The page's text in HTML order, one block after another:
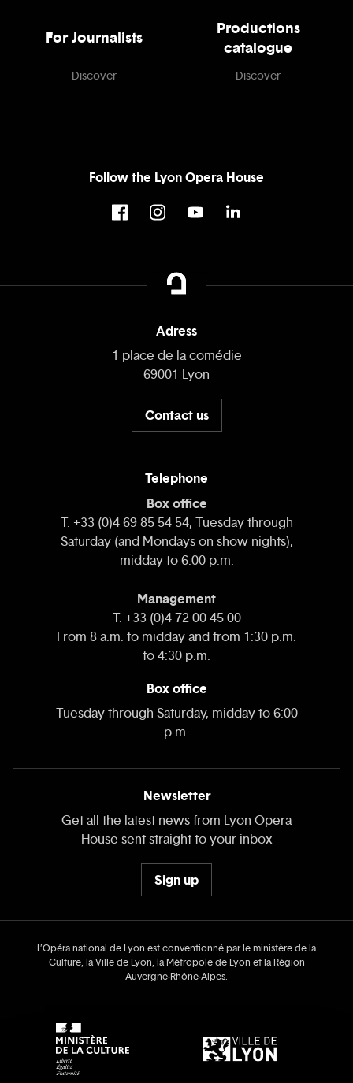
For Journalists
Discover
Productions
catalogue
Discover
Follow the Lyon Opera House
Adress
1 place de la comédie
69001 Lyon
Contact us
Telephone
Box office
T. +33 (0)4 69 85 54 54, Tuesday through
Saturday (and Mondays on show nights),
midday to 6:00 p.m.
Management
T. +33 (0)4 72 00 45 00
From 8 a.m. to midday and from 1:30 p.m.
to 4:30 p.m.
Box office
Tuesday through Saturday, midday to 6:00
p.m.
Newsletter
Get all the latest news from Lyon Opera
House sent straight to your inbox
Sign up
L’Opéra national de Lyon est conventionné par le ministère de la
Culture, la Ville de Lyon, la Métropole de Lyon et la Région
Auvergne‑Rhône‑Alpes.